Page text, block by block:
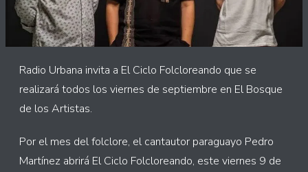
Radio Urbana invita a El Ciclo Folcloreando que se
realizará todos los viernes de septiembre en El Bosque
de los Artistas.
Por el mes del folclore, el cantautor paraguayo Pedro
Martínez abrirá El Ciclo Folcloreando, este viernes 9 de